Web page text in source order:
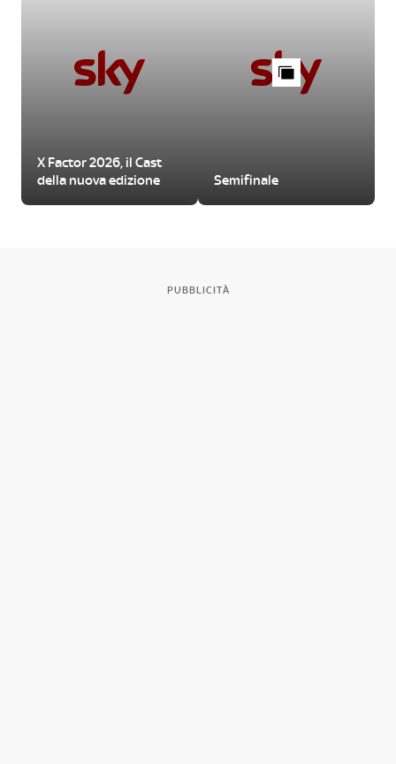
X Factor 2026, il Cast
della nuova edizione
Semifinale
PUBBLICITÀ